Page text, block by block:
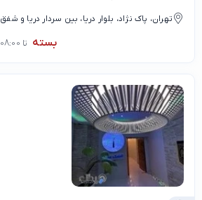
تهران، پاک نژاد، بلوار دریا، بین سردار دریا و شفق
بسته تا 08:00